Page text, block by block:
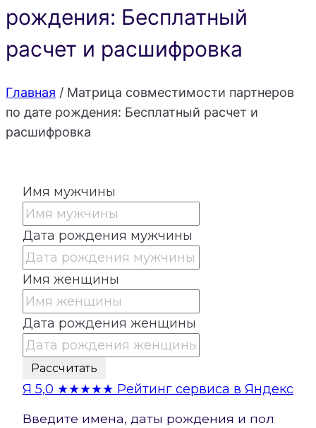
рождения: Бесплатный
расчет и расшифровка
Главная / Матрица совместимости партнеров
по дате рождения: Бесплатный расчет и
расшифровка
Имя мужчины
Дата рождения мужчины
Имя женщины
Дата рождения женщины
Рассчитать
Я 5,0 ★★★★★ Рейтинг сервиса в Яндекс
Введите имена, даты рождения и пол